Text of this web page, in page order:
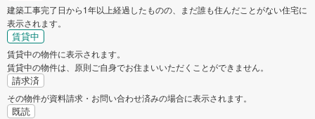
建築工事完了日から1年以上経過したものの、まだ誰も住んだことがない住宅に
表示されます。
賃貸中
賃貸中の物件に表示されます。
賃貸中の物件は、原則ご自身でお住まいいただくことができません。
請求済
その物件が資料請求・お問い合わせ済みの場合に表示されます。
既読